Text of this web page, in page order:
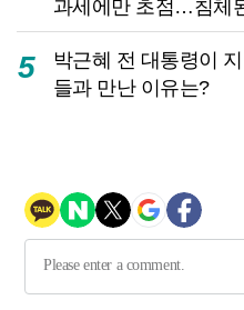
과세에만 초점…침체
5
박근혜 전 대통령이
들과 만난 이유는?